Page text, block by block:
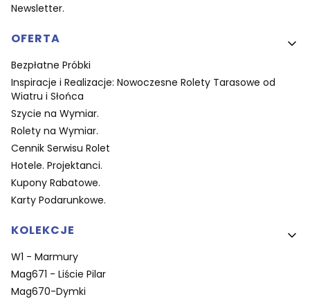
Newsletter.
OFERTA
Bezpłatne Próbki
Inspiracje i Realizacje: Nowoczesne Rolety Tarasowe od
Wiatru i Słońca
Szycie na Wymiar.
Rolety na Wymiar.
Cennik Serwisu Rolet
Hotele. Projektanci.
Kupony Rabatowe.
Karty Podarunkowe.
KOLEKCJE
W1 - Marmury
Mag671 - Liście Pilar
Mag670-Dymki